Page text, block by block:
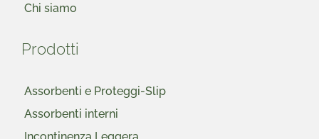
Chi siamo
Prodotti
Assorbenti e Proteggi-Slip
Assorbenti interni